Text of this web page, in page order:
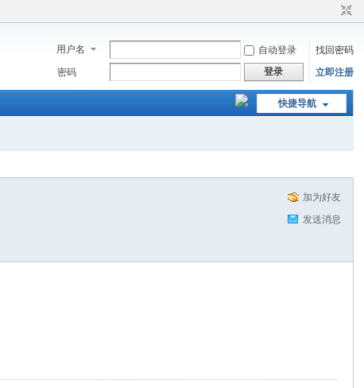
用户名 自动登录
找回密码
密码
登录 立即注册
快捷导航
加为好友
发送消息